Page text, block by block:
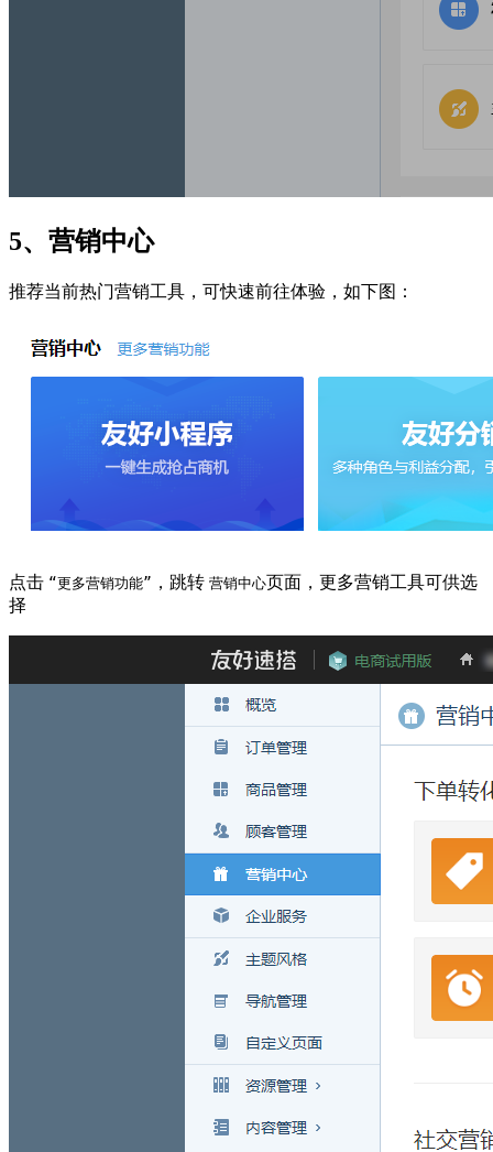
5、营销中心
推荐当前热门营销工具，可快速前往体验，如下图：
点击 “更多营销功能” ，跳转 营销中心页面，更多营销工具可供选
择